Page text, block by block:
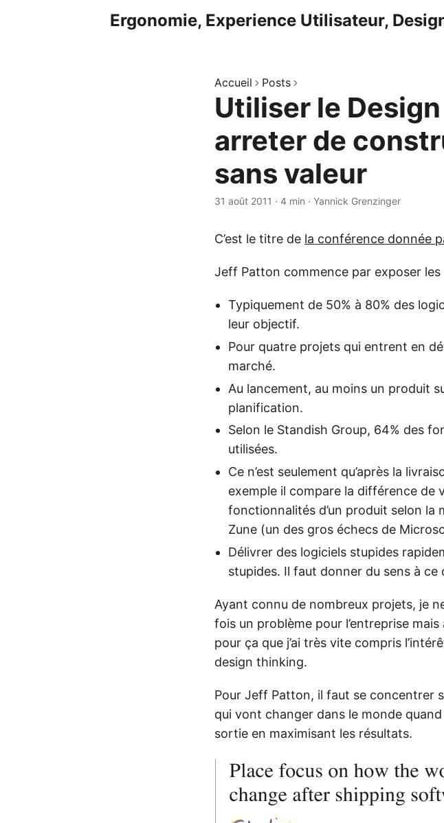
Ergonomie, Experience Utilisateur,
Accueil Posts
Utiliser le
arreter de
sans valeur
31 août 2011 · 4 min · Yannick Grenzinger
C’est le titre de la conférence donnée
Jeff Patton commence par exposer les
Typiquement de 50% à 80% des
leur objectif.
Pour quatre projets qui entrent en
marché.
Au lancement, au moins un produit
planification.
Selon le Standish Group, 64% des
utilisées.
Ce n’est seulement qu’après la
exemple il compare la différence de
fonctionnalités d’un produit selon la
Zune (un des gros échecs de
Délivrer des logiciels stupides
stupides. Il faut donner du sens à ce
Ayant connu de nombreux projets, je
fois un problème pour l’entreprise
pour ça que j’ai très vite compris
design thinking.
Pour Jeff Patton, il faut se concentrer
qui vont changer dans le monde
sortie en maximisant les résultats.